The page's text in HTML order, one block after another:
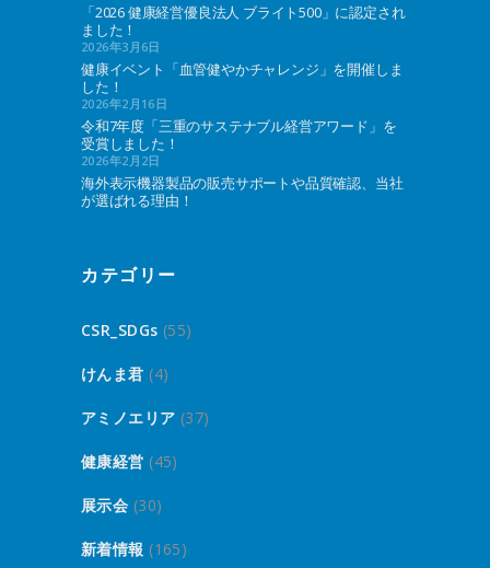
「2026 健康経営優良法人 ブライト500」に認定され
ました！
2026年3月6日
健康イベント「血管健やかチャレンジ」を開催しま
した！
2026年2月16日
令和7年度「三重のサステナブル経営アワード」を
受賞しました！
2026年2月2日
海外表示機器製品の販売サポートや品質確認、当社
が選ばれる理由！
カテゴリー
CSR_SDGs (55)
けんま君 (4)
アミノエリア (37)
健康経営 (45)
展示会 (30)
新着情報 (165)